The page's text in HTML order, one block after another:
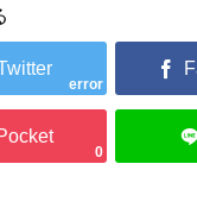
error
0